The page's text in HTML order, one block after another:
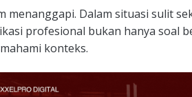
menanggapi. Dalam situasi sulit
profesional bukan hanya soal
konteks.